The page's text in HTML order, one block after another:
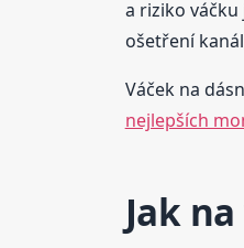
a riziko
ošetření
Váček na
nejlepších
Jak